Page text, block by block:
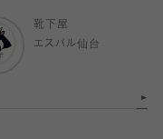
靴下屋
エスパル仙台